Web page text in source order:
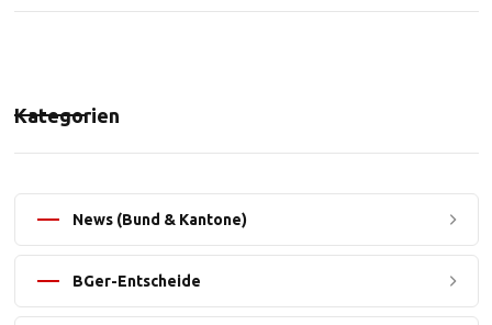
Kategorien
News (Bund & Kantone)
BGer-Entscheide